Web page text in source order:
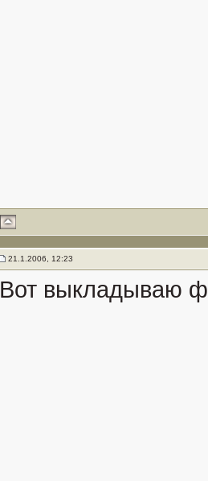
21.1.2006, 12:23
Вот выкладываю